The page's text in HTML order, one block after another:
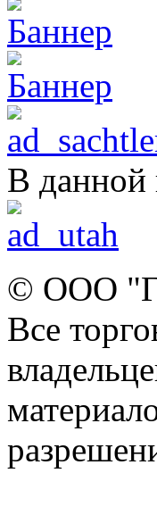
В данной
© ООО
Все